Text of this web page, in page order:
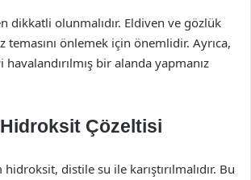
dikkatli olunmalıdır. Eldiven ve gözlük
temasını önlemek için önemlidir. Ayrıca,
havalandırılmış bir alanda yapmanız
Çözeltisi
distile su ile karıştırılmalıdır. Bu